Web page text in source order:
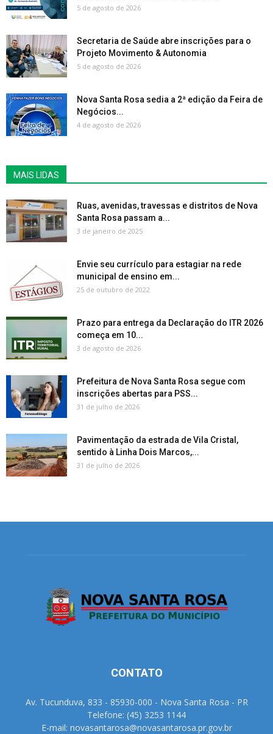
5 de agosto de 2026
Secretaria de Saúde abre inscrições para o
Projeto Movimento & Autonomia
5 de agosto de 2026
Nova Santa Rosa sedia a 2ª edição da Feira de
Negócios...
4 de agosto de 2026
MAIS LIDAS
Ruas, avenidas, travessas e distritos de Nova
Santa Rosa passam a...
3 de janeiro de 2025
Envie seu currículo para estagiar na rede
municipal de ensino em...
25 de outubro de 2022
Prazo para entrega da Declaração do ITR 2026
começa em 10...
3 de agosto de 2026
Prefeitura de Nova Santa Rosa segue com
inscrições abertas para PSS...
31 de julho de 2026
Pavimentação da estrada de Vila Cristal,
sentido à Linha Dois Marcos,...
31 de julho de 2026
CONTATO
Av. Tucunduva, 833 - 85930-000 - Nova Santa Rosa - PR
Telefone: (45) 3253 1144
E-mail: novasantarosa@novasantarosa.pr.gov.br